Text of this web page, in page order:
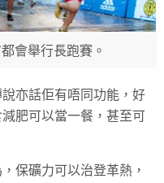
會舉行長跑賽。
亦話佢有唔同功能，好
肥可以當一餐，甚至可
保礦力可以治登革熱，